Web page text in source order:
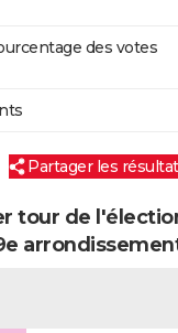
des votes
Partager les
tour de